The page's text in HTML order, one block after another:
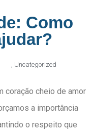
Como
, Uncategorized
coração cheio de amor
a importância
o respeito que